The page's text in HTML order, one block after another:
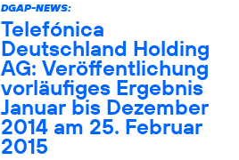
DGAP-NEWS:
Telefónica
Deutschland Holding
AG: Veröffentlichung
vorläufiges Ergebnis
Januar bis Dezember
2014 am 25. Februar
2015